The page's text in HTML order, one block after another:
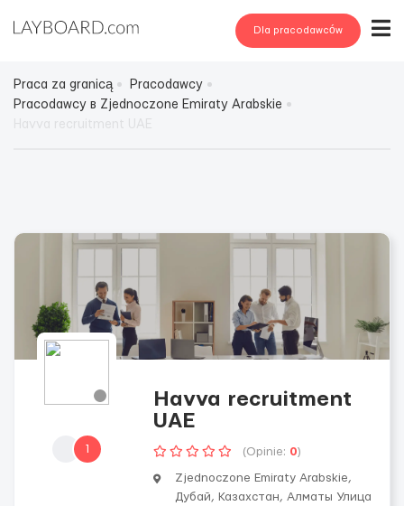
Dla pracodawców
Praca za granicą
Pracodawcy
Pracodawcy в Zjednoczone Emiraty Arabskie
1
Havva recruitment
UAE
(Opinie: 0)
Zjednoczone Emiraty Arabskie,
Дубай, Казахстан, Алматы Улица